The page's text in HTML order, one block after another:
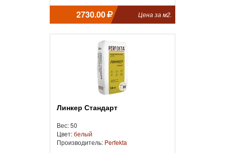
2730.00 Цена за м2.
Линкер Стандарт
Вес: 50
Цвет:белый
Производитель: Perfekta